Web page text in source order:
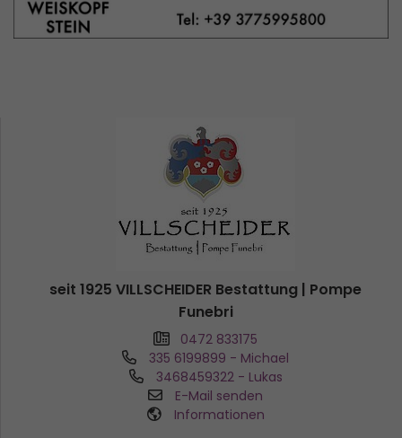
seit 1925 VILLSCHEIDER Bestattung | Pompe
Funebri
0472 833175
335 6199899 - Michael
3468459322 - Lukas
E-Mail senden
Informationen